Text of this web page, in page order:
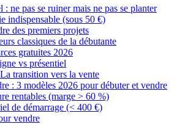
ne pas se ruiner mais ne pas se planter
indispensable (sous 50 €)
des premiers projets
classiques de la débutante
gratuites 2026
vs présentiel
transition vers la vente
: 3 modèles 2026 pour débuter et vendre
rentables (marge > 60 %)
de démarrage (< 400 €)
vendre